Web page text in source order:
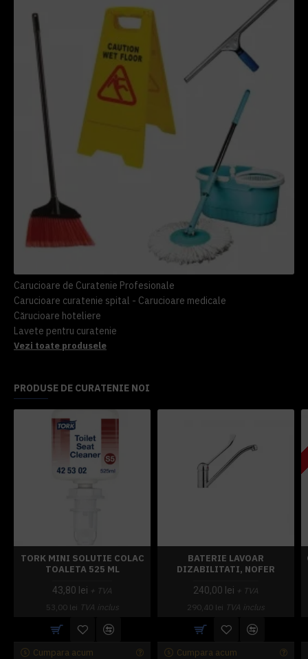
Carucioare de Curatenie Profesionale
Carucioare curatenie spital - Carucioare medicale
Cărucioare hoteliere
Lavete pentru curatenie
Vezi toate produsele
PRODUSE DE CURATENIE NOI
TORK MINI SOLUTIE COLAC
TOALETA 525 ML
43,80 lei + TVA
53,00 lei TVA inclus
Cumpara acum
BATERIE LAVOAR
DIZABILITATI, NOFER
240,00 lei + TVA
290,40 lei TVA inclus
Cumpara acum